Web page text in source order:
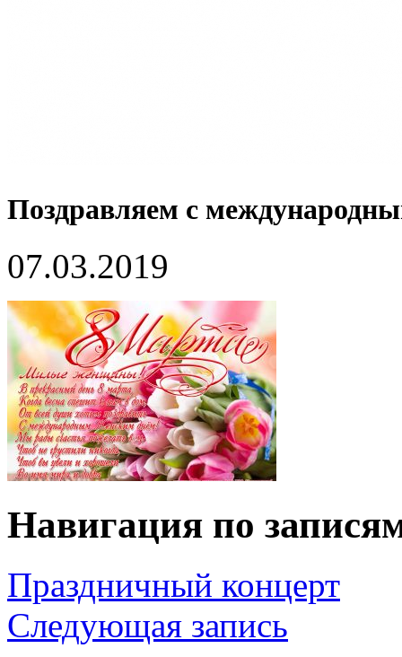
Поздравляем с
07.03.2019
Навигация по
Праздничный концерт
Следующая запись